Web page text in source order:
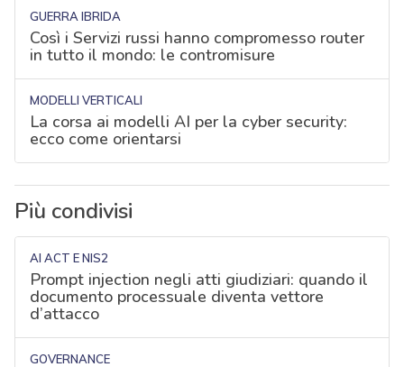
GUERRA IBRIDA
Così i Servizi russi hanno compromesso router
in tutto il mondo: le contromisure
MODELLI VERTICALI
La corsa ai modelli AI per la cyber security:
ecco come orientarsi
Più condivisi
AI ACT E NIS2
Prompt injection negli atti giudiziari: quando il
documento processuale diventa vettore
d’attacco
GOVERNANCE